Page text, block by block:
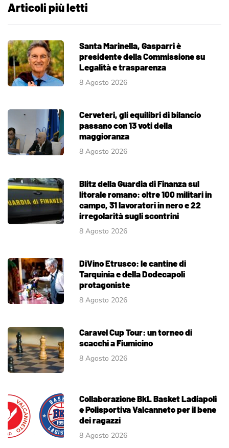
Articoli più letti
Santa Marinella, Gasparri è
presidente della Commissione su
Legalità e trasparenza
8 Agosto 2026
Cerveteri, gli equilibri di bilancio
passano con 13 voti della
maggioranza
8 Agosto 2026
Blitz della Guardia di Finanza sul
litorale romano: oltre 100 militari in
campo, 31 lavoratori in nero e 22
irregolarità sugli scontrini
8 Agosto 2026
DiVino Etrusco: le cantine di
Tarquinia e della Dodecapoli
protagoniste
8 Agosto 2026
Caravel Cup Tour: un torneo di
scacchi a Fiumicino
8 Agosto 2026
Collaborazione BkL Basket Ladiapoli
e Polisportiva Valcanneto per il bene
dei ragazzi
8 Agosto 2026